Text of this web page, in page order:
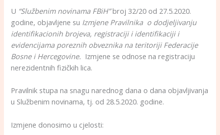
U “Službenim novinama FBiH”broj 32/20 od 27.5.2020.
godine, objavljene su Izmjene Pravilnika o dodjeljivanju
identifikacionih brojeva, registraciji i identifikaciji i
evidencijama poreznih obveznika na teritoriji Federacije
Bosne i Hercegovine. Izmjene se odnose na registraciju
nerezidentnih fizičkih lica.
Pravilnik stupa na snagu narednog dana o dana objavljivanja
u Službenim novinama, tj. od 28.5.2020. godine.
Izmjene donosimo u cjelosti: